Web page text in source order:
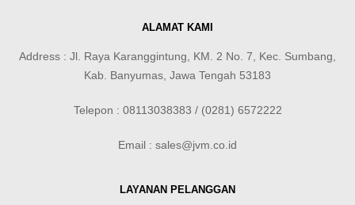
ALAMAT KAMI
Address : Jl. Raya Karanggintung, KM. 2 No. 7, Kec. Sumbang,
Kab. Banyumas, Jawa Tengah 53183
Telepon : 08113038383 / (0281) 6572222
Email : sales@jvm.co.id
LAYANAN PELANGGAN